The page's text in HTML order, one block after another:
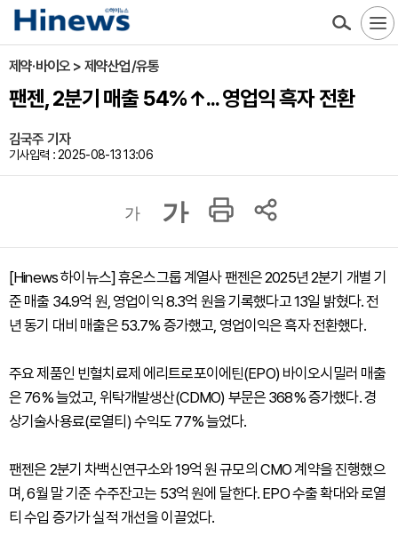
제약·바이오 > 제약산업/유통
팬젠, 2분기 매출 54%↑... 영업익 흑자 전환
김국주 기자
기사입력 : 2025-08-13 13:06
가 가
[Hinews 하이뉴스] 휴온스그룹 계열사 팬젠은 2025년 2분기 개별 기
준 매출 34.9억 원, 영업이익 8.3억 원을 기록했다고 13일 밝혔다. 전
년 동기 대비 매출은 53.7% 증가했고, 영업이익은 흑자 전환했다.
주요 제품인 빈혈치료제 에리트로포이에틴(EPO) 바이오시밀러 매출
은 76% 늘었고, 위탁개발생산(CDMO) 부문은 368% 증가했다. 경
상기술사용료(로열티) 수익도 77% 늘었다.
팬젠은 2분기 차백신연구소와 19억 원 규모의 CMO 계약을 진행했으
며, 6월 말 기준 수주잔고는 53억 원에 달한다. EPO 수출 확대와 로열
티 수입 증가가 실적 개선을 이끌었다.